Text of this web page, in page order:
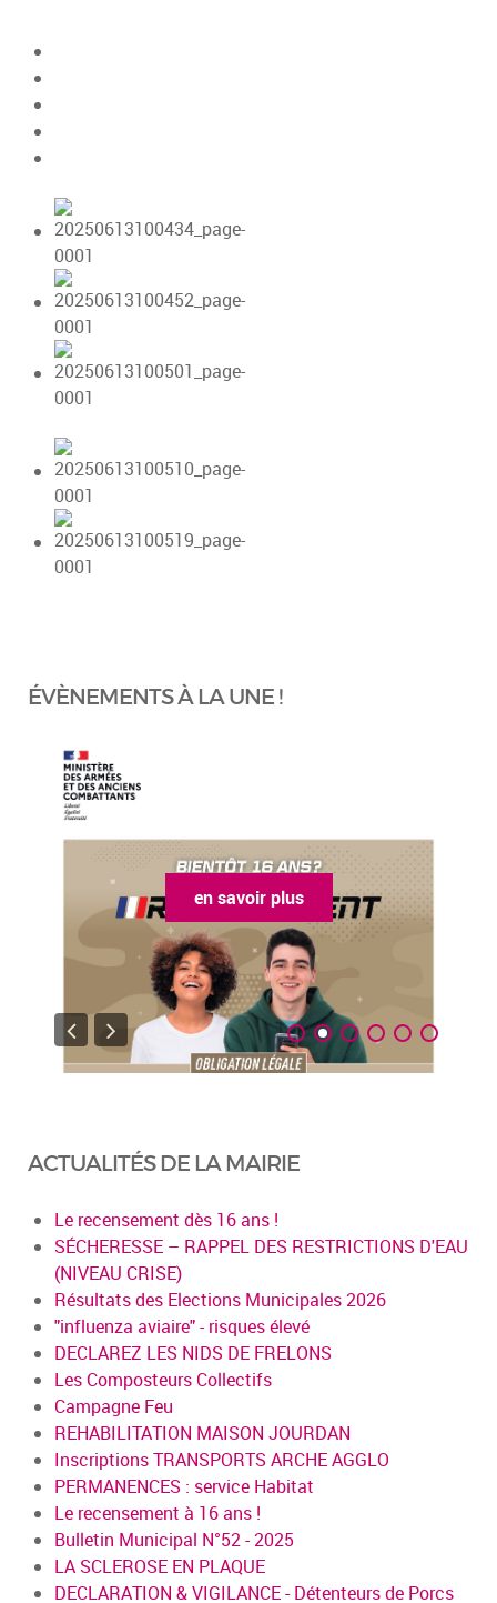
ÉVÈNEMENTS À LA UNE !
en
ACTUALITÉS DE LA MAIRIE
Le recensement dès 16 ans !
SÉCHERESSE – RAPPEL DES RESTRICTIONS D'EAU
(NIVEAU CRISE)
Résultats des Elections Municipales 2026
"influenza aviaire" - risques élevé
DECLAREZ LES NIDS DE FRELONS
Les Composteurs Collectifs
Campagne Feu
REHABILITATION MAISON JOURDAN
Inscriptions TRANSPORTS ARCHE AGGLO
PERMANENCES : service Habitat
Le recensement à 16 ans !
Bulletin Municipal N°52 - 2025
LA SCLEROSE EN PLAQUE
DECLARATION & VIGILANCE - Détenteurs de Porcs